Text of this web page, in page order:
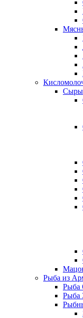
Сыры
Рыба из
Рыба
Рыба